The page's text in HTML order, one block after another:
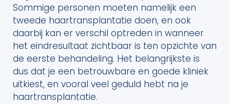
Sommige personen moeten namelijk een
tweede haartransplantatie doen, en ook
daarbij kan er verschil optreden in wanneer
het eindresultaat zichtbaar is ten opzichte van
de eerste behandeling. Het belangrijkste is
dus dat je een betrouwbare en goede kliniek
uitkiest, en vooral veel geduld hebt na je
haartransplantatie.